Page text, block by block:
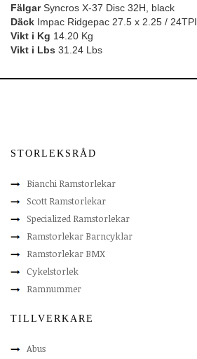
FälgarSyncros X-37 Disc 32H, black
Däck Impac Ridgepac 27.5 x 2.25 / 24TPI
Vikt i Kg 14.20 Kg
Vikt i Lbs 31.24 Lbs
STORLEKSRÅD
Bianchi Ramstorlekar
Scott Ramstorlekar
Specialized Ramstorlekar
Ramstorlekar Barncyklar
Ramstorlekar BMX
Cykelstorlek
Ramnummer
TILLVERKARE
Abus